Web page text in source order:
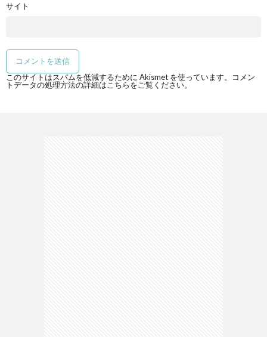
サイト
このサイトはスパムを低減するために Akismet を使っています。
コメン
トデータの処理方法の詳細はこちらをご覧ください。